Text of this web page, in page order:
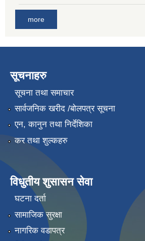
more
सूचनाहरु
सूचना तथा समाचार
सार्वजनिक खरीद /बोलपत्र सूचना
एन, कानुन तथा निर्देशिका
कर तथा शुल्कहरु
विधुतीय शुसासन सेवा
घटना दर्ता
सामाजिक सुरक्षा
नागरिक वडापत्र